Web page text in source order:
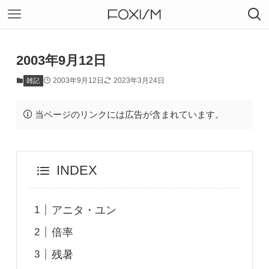
2003年9月12日
雑記 2003年9月12日 2023年3月24日
当ページのリンクには広告が含まれています。
INDEX
アニタ・ユン
倍率
残暑